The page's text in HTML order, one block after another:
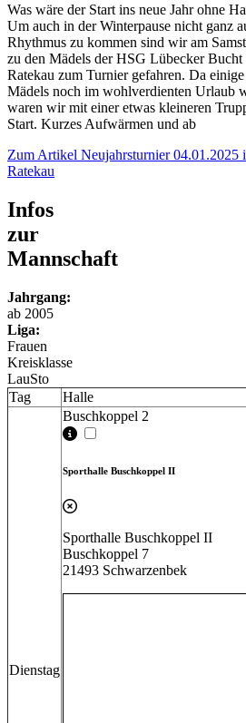
Was wäre der Start ins neue Jahr ohne
Um auch in der Winterpause nicht ganz
Rhythmus zu kommen sind wiram
zu den Mädels der HSG Lübecker Bucht
Ratekau zum Turnier gefahren. Da einige
Mädels noch im wohlverdienten Urlaub
waren wir mit einer etwas kleineren
Start. Kurzes Aufwärmen und ab
Zum Artikel Neujahrsturnier 04.01.2025
Ratekau
Infos
zur
Mannschaft
Jahrgang:
ab 2005
Liga:
Frauen
Kreisklasse
LauSto
Tag
Halle
Dienstag
Buschkoppel 2
Sporthalle Buschkoppel II
Sporthalle Buschkoppel II
Buschkoppel 7
21493 Schwarzenbek